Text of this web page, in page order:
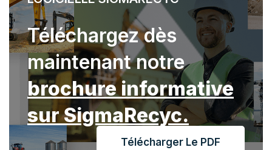
Téléchargez dès
maintenant notre
brochure informative
sur SigmaRecyc.
Télécharger Le PDF